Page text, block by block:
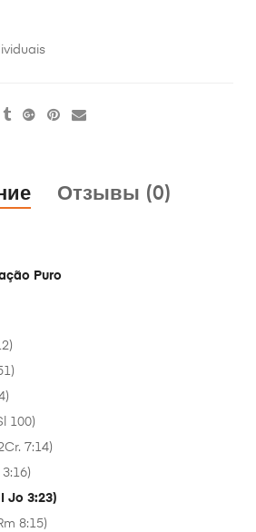
Отзывы (0)
Puro
100)
7:14)
Jo 3:23)
8:15)